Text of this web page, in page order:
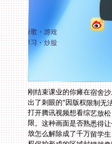
刚结束课业的你瘫在宿舍
出了刺眼的"因版权限制无
打开腾讯视频想看综艺放
限。这种画面是否熟悉得
放怎么解除成了千万留学
权保护形成的区域封锁就
着国内优质内容却触手难
影音追剧到听歌看直播的